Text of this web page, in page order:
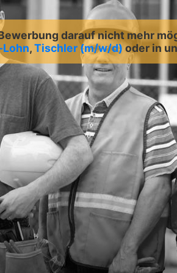
darauf nicht mehr
,Tischler (m/w/d) oder in